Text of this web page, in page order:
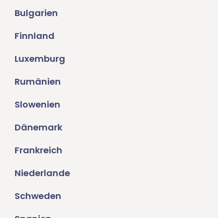
Bulgarien
Finnland
Luxemburg
Rumänien
Slowenien
Dänemark
Frankreich
Niederlande
Schweden